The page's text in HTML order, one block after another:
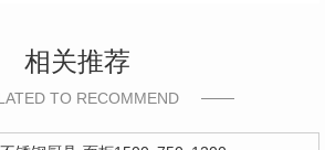
相关推荐
TO RECOMMEND